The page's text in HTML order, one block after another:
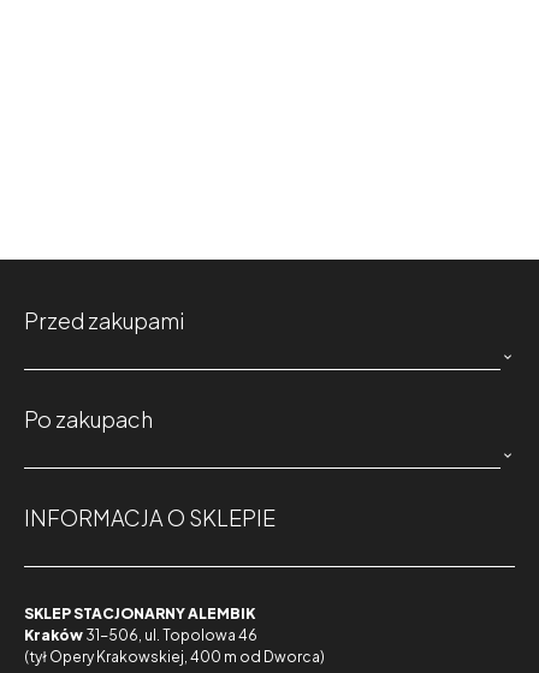
Przed zakupami

Po zakupach

INFORMACJA O SKLEPIE
SKLEP STACJONARNY ALEMBIK
Kraków 31-506, ul. Topolowa 46
(tył Opery Krakowskiej, 400 m od Dworca)